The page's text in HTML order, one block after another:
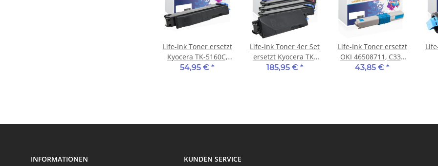
Life-Ink Toner ersetzt
Kyocera TK-5160C,
1T02NTCNL0 für
54,95 € *
Life-Ink Toner 4er Set
ersetzt Kyocera TK-
5160
185,95 € *
Life-Ink Toner ersetzt
OKI 46508711, C332
für Oki Drucker cyan
43,85 € *
INFORMATIONEN KUNDEN SERVICE